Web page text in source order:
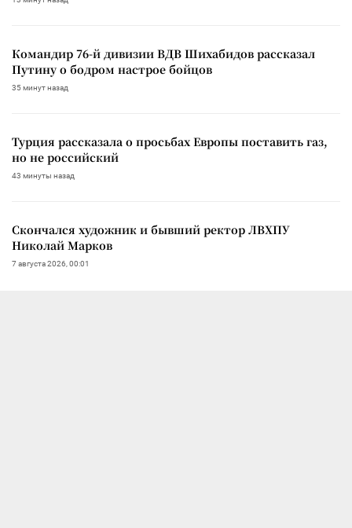
Командир 76-й дивизии ВДВ Шихабидов рассказал
Путину о бодром настрое бойцов
35 минут назад
Турция рассказала о просьбах Европы поставить газ,
но не российский
43 минуты назад
Скончался художник и бывший ректор ЛВХПУ
Николай Марков
7 августа 2026, 00:01